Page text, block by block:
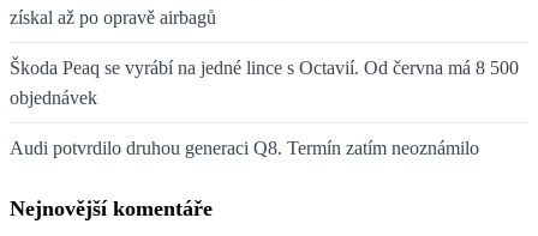
získal až po opravě airbagů
Škoda Peaq se vyrábí na jedné lince s Octavií. Od června má 8 500
objednávek
Audi potvrdilo druhou generaci Q8. Termín zatím neoznámilo
Nejnovější komentáře